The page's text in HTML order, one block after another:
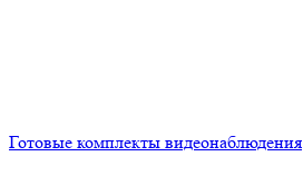
Готовые комплекты видеонаблюдения